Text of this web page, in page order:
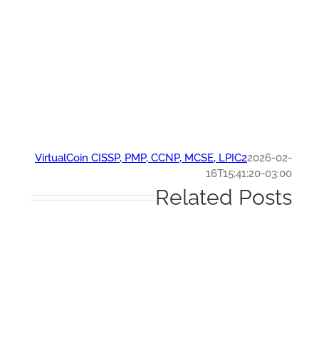
VirtualCoin CISSP, PMP, CCNP, MCSE, LPIC22026-
16T15:41:20-
Related